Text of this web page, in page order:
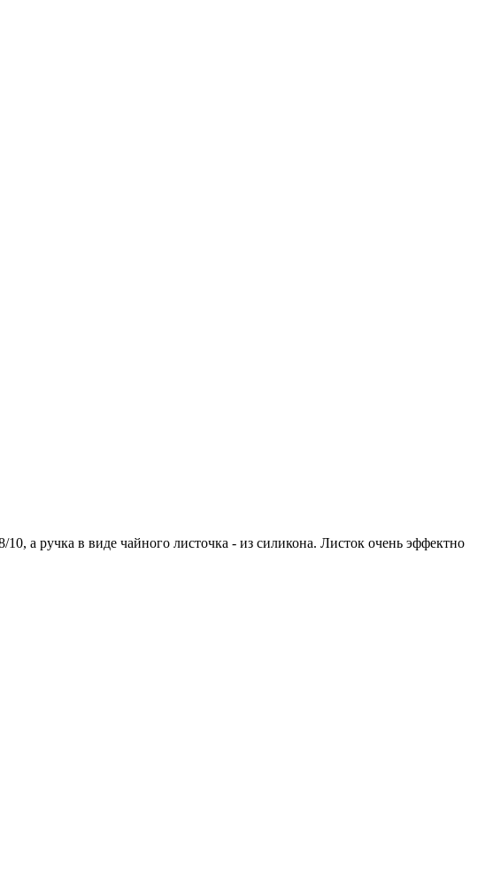
а ручка в виде чайного листочка - из силикона. Листок очень эффектно